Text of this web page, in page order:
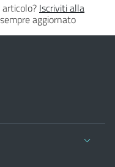
Iscriviti alla
aggiornato